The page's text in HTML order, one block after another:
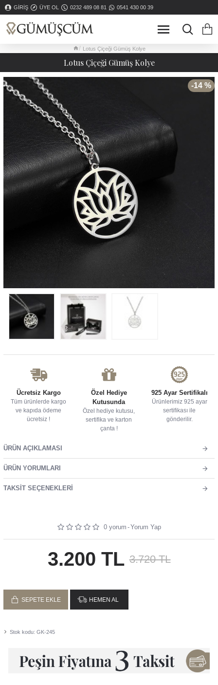
GIRIŞ ÜYE OL 0232 489 08 81 0541 430 00 39
Lotus Çiçeği Gümüş Kolye
Lotus Çiçeği Gümüş Kolye
-14 %
Ücretsiz Kargo
Tüm ürünlerde kargo
ve kapıda ödeme
ücretsiz !
Özel Hediye
Kutusunda
Özel hediye kutusu,
sertifika ve karton
çanta !
925 Ayar Sertifikalı
Ürünlerimiz 925 ayar
sertifikası ile
gönderilir.
ÜRÜN AÇIKLAMASI
ÜRÜN YORUMLARI
TAKSIT SEÇENEKLERI
Stok kodu: GK-245
0 yorum -Yorum Yap
3.720 TL
3.200 TL
SEPETE EKLE HEMEN AL